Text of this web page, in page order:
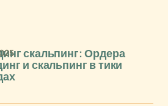
скальпинг: Ордера
и скальпинг в тики